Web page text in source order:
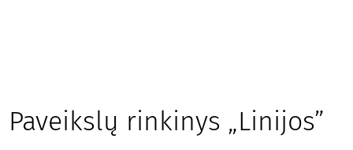
Paveikslų rinkinys „Linijos”